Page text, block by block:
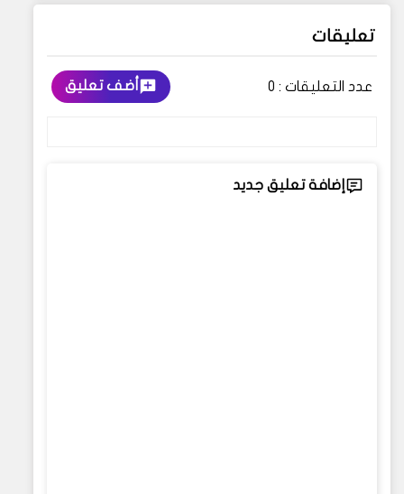
تعليقات
عدد التعليقات : 0 أضف تعليق
إضافة تعليق جديد